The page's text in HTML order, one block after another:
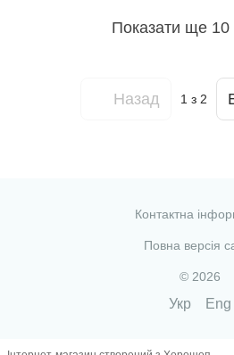
Показати ще 10
Назад 1з 2
Контактна
Повна версія
© 2026
Укр Eng